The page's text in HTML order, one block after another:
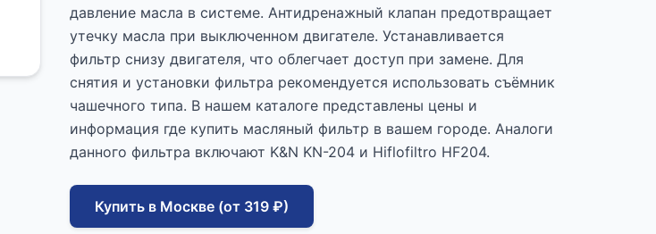
давление масла в системе. Антидренажный клапан предотвращает
утечку масла при выключенном двигателе. Устанавливается
фильтр снизу двигателя, что облегчает доступ при замене. Для
снятия и установки фильтра рекомендуется использовать съёмник
чашечного типа. В нашем каталоге представлены цены и
информация где купить масляный фильтр в вашем городе. Аналоги
данного фильтра включают K&N KN-204 и Hiflofiltro HF204.
Купить в Москве (от 319 ₽)